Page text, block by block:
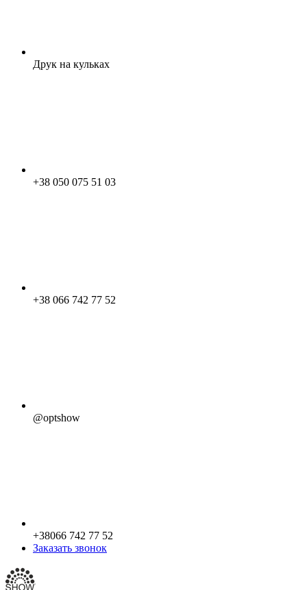
Друк на кульках
+38 050 075 51 03
+38 066 742 77 52
@optshow
+38066 742 77 52
Заказать звонок